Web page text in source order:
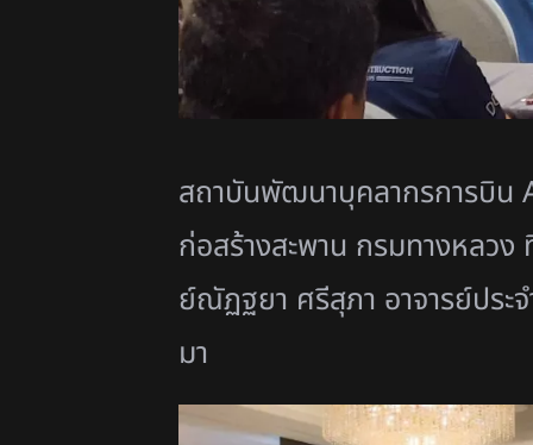
สถาบันพัฒนาบุคลากรการบิน
ก่อสร้างสะพาน กรมทางหลวง
ย์ณัฏฐยา ศรีสุภา อาจารย์ปร
มา